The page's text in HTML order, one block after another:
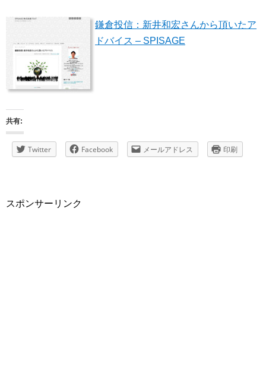
鎌倉投信：新井和宏さんから頂いたア
ドバイス – SPISAGE
共有:
Twitter Facebook メールアドレス 印刷
スポンサーリンク